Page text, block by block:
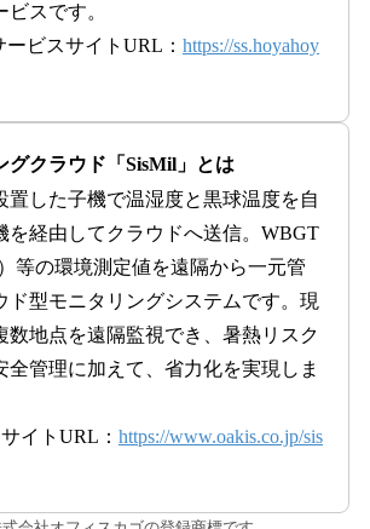
スです。
ービスサイトURL： https://ss.hoyahoy
グクラウド「SisMil」とは
置した子機で温湿度と黒球温度を自
を経由してクラウドへ送信。WBGT
等の環境測定値を遠隔から一元管
ド型モニタリングシステムです。現
数地点を遠隔監視でき、暑熱リスク
全管理に加えて、省力化を実現しま
イトURL： https://www.oakis.co.jp/sis